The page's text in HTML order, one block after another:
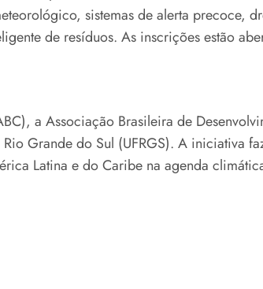
sistemas de alerta precoce,
de resíduos. As inscrições estão
a Associação Brasileira de
Grande do Sul (UFRGS). A iniciativa
Latina e do Caribe na agenda